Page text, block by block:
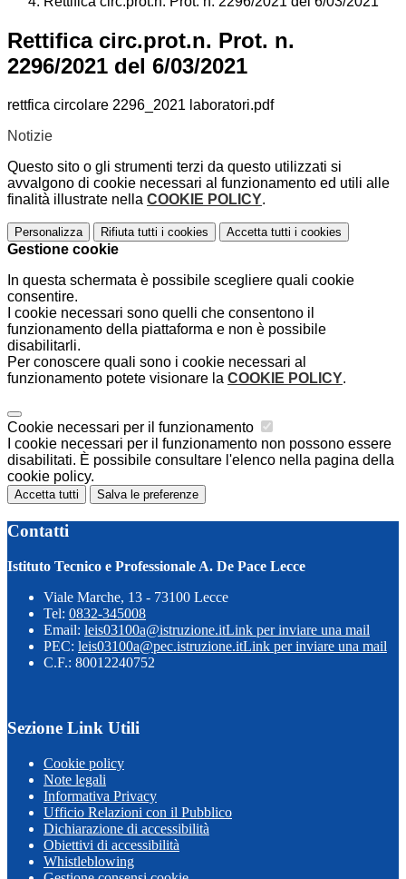
Rettifica circ.prot.n. Prot. n.
2296/2021 del 6/03/2021
rettfica circolare 2296_2021 laboratori.pdf
Notizie
Questo sito o gli strumenti terzi da questo utilizzati si
avvalgono di cookie necessari al funzionamento ed utili alle
finalità illustrate nella COOKIE POLICY.
Personalizza Rifiuta tutti i cookies Accetta tutti i cookies
Gestione cookie
In questa schermata è possibile scegliere quali cookie
consentire.
I cookie necessari sono quelli che consentono il
funzionamento della piattaforma e non è possibile
disabilitarli.
Per conoscere quali sono i cookie necessari al
funzionamento potete visionare la COOKIE POLICY.
Cookie necessari per il funzionamento
I cookie necessari per il funzionamento non possono essere
disabilitati. È possibile consultare l'elenco nella pagina della
cookie policy.
Accetta tutti Salva le preferenze
Contatti
Istituto Tecnico e Professionale A. De Pace Lecce
Viale Marche, 13 - 73100 Lecce
Tel: 0832-345008
Email: leis03100a@istruzione.itLink per inviare una mail
PEC: leis03100a@pec.istruzione.itLink per inviare una mail
C.F.: 80012240752
Sezione Link Utili
Cookie policy
Note legali
Informativa Privacy
Ufficio Relazioni con il Pubblico
Dichiarazione di accessibilità
Obiettivi di accessibilità
Whistleblowing